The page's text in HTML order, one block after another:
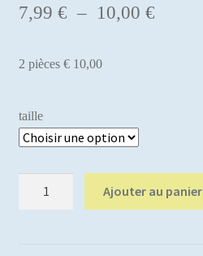
7,99 € – 10,00 €Plage
2 pièces € 10,00
taille
Ajouter au panier